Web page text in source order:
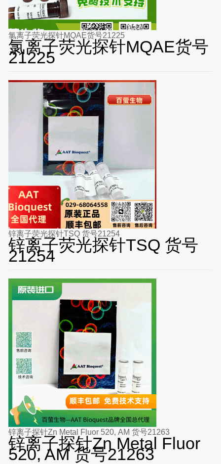
氯离子荧光探针MQAE货号21225
氯离子荧光探针MQAE货号
21225
锌离子荧光探针TSQ 货号21254
锌离子荧光探针TSQ 货号
21254
锌离子探针Zn Metal Fluor 520, AM 货号21263
锌离子探针Zn Metal Fluor
520, AM 货号21263